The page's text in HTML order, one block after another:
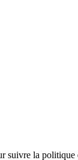
suivre la politique